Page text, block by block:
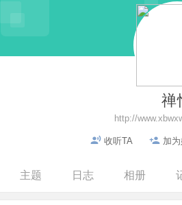
禅
http://
收听TA 加
主题 日志 相册